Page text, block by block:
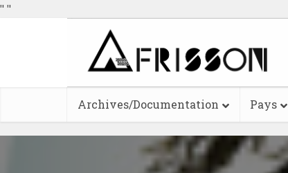
" "
Archives/Documentation Pays